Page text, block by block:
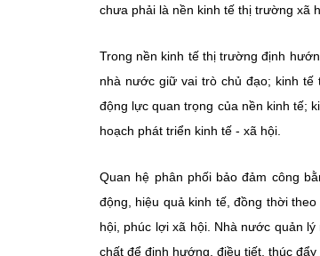
chưa phải là nền kinh tế thị trường xã
Trong nền kinh tế thị trường định
nhà nước giữ vai trò chủ đạo; kinh
động lực quan trọng của nền kinh tế;
hoạch phát triển kinh tế - xã hội.
Quan hệ phân phối bảo đảm công
động, hiệu quả kinh tế, đồng thời
hội, phúc lợi xã hội. Nhà nước quản
chất để định hướng, điều tiết, thúc đẩy